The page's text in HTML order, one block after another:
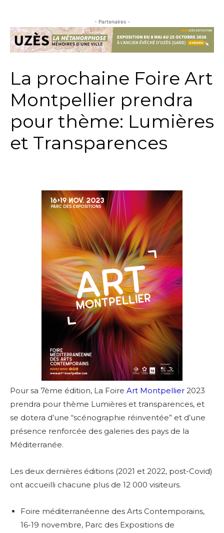
- Partenaires -
La prochaine Foire Art
Montpellier prendra
pour thème: Lumières
et Transparences
Pour sa 7ème édition, La Foire Art Montpellier 2023
prendra pour thème Lumières et transparences, et
se dotera d’une “scénographie réinventée” et d’une
présence renforcée des galeries des pays de la
Méditerranée.
Les deux dernières éditions (2021 et 2022, post-Covid)
ont accueilli chacune plus de 12 000 visiteurs.
Foire méditerranéenne des Arts Contemporains,
16-19 novembre, Parc des Expositions de